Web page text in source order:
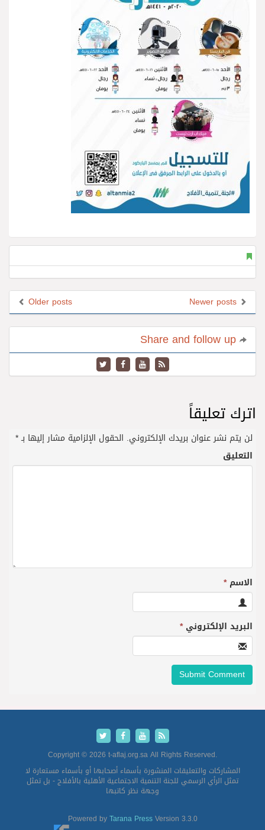
Older posts
اترك تعليقاً
لن يتم نشر عنوان بريدك الإلكتروني. الحقول الإلزامية مشار إليها بـ*
التعليق
الاسم*
البريد الإلكتروني*
Copyright © 2026 t-aflaj.org.sa All Rights Reserved.
المشاركات والتعليقات المنشورة بأسماء أصحابها أو بأسماء مستعارة لا
تمثل الرأي الرسمي للجنة التنمية الاجتماعية الأهلية بالأفلاج - بل تمثل
وجهة نظر كاتبها
Powered byTarana PressVersion 3.3.0